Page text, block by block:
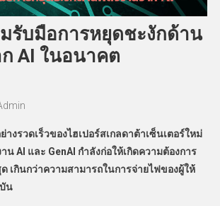
รับมือการหยุดชะงักด้าน
AI ในอนาคต
างรวดเร็วของไฮเปอร์สเกลดาต้าเซ็นเตอร์ใหม่
น AI และ GenAI กำลังก่อให้เกิดความต้องการ
เกินกว่าความสามารถในการจ่ายไฟของผู้ให้
น